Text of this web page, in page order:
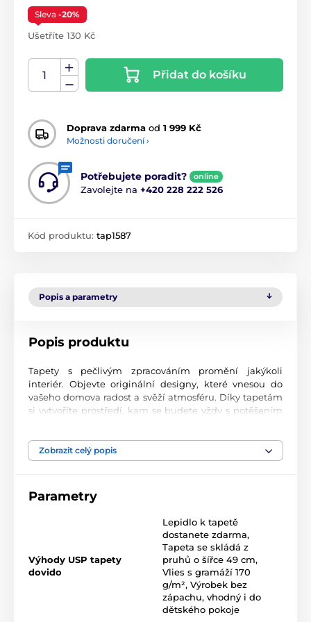
Sleva -20%
Ušetříte 130 Kč
Přidat do košíku
Doprava zdarma od 1 999 Kč
Možnosti doručení ›
Potřebujete poradit? online
Zavolejte na +420 228 222 526
Kód produktu: tap1587
Popis a parametry
Popis produktu
Tapety s pečlivým zpracováním promění jakýkoli
interiér. Objevte originální designy, které vnesou do
vašeho domova radost a svěží atmosféru. Díky tapetám
si vytvoříte prostředí, kam se budete vždy s potěšením
Špičková kvalita tisku
silný prvek místnosti. Jsou vytištěny na vysoce kvalitní
. Díky UV-led inkoustové technologii vynikají
odolností povrchu a dlouhotrvající barevností.
Dostupné velikosti a typy tapet (uvedeno v cm,
Zobrazit celý popis
Parametry
Výhody USP tapety
dovido
Lepidlo k tapetě
dostanete zdarma,
Tapeta se skládá z
pruhů o šířce 49 cm,
Vlies s gramáží 170
g/m², Výrobek bez
zápachu, vhodný i do
dětského pokoje